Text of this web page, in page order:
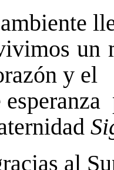
un
y el
al